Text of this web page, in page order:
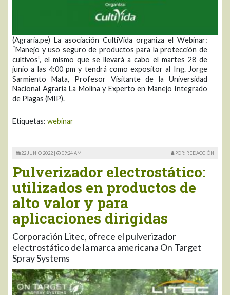
(Agraria.pe) La asociación CultiVida organiza el Webinar:
“Manejo y uso seguro de productos para la protección de
cultivos”, el mismo que se llevará a cabo el martes 28 de
junio a las 4:00 pm y tendrá como expositor al Ing. Jorge
Sarmiento Mata, Profesor Visitante de la Universidad
Nacional Agraria La Molina y Experto en Manejo Integrado
de Plagas (MIP).
Etiquetas: webinar
22 JUNIO 2022 | 09:24 AM POR: REDACCIÓN
Pulverizador electrostático:
utilizados en productos de
alto valor y para
aplicaciones dirigidas
Corporación Litec, ofrece el pulverizador
electrostático de la marca americana On Target
Spray Systems